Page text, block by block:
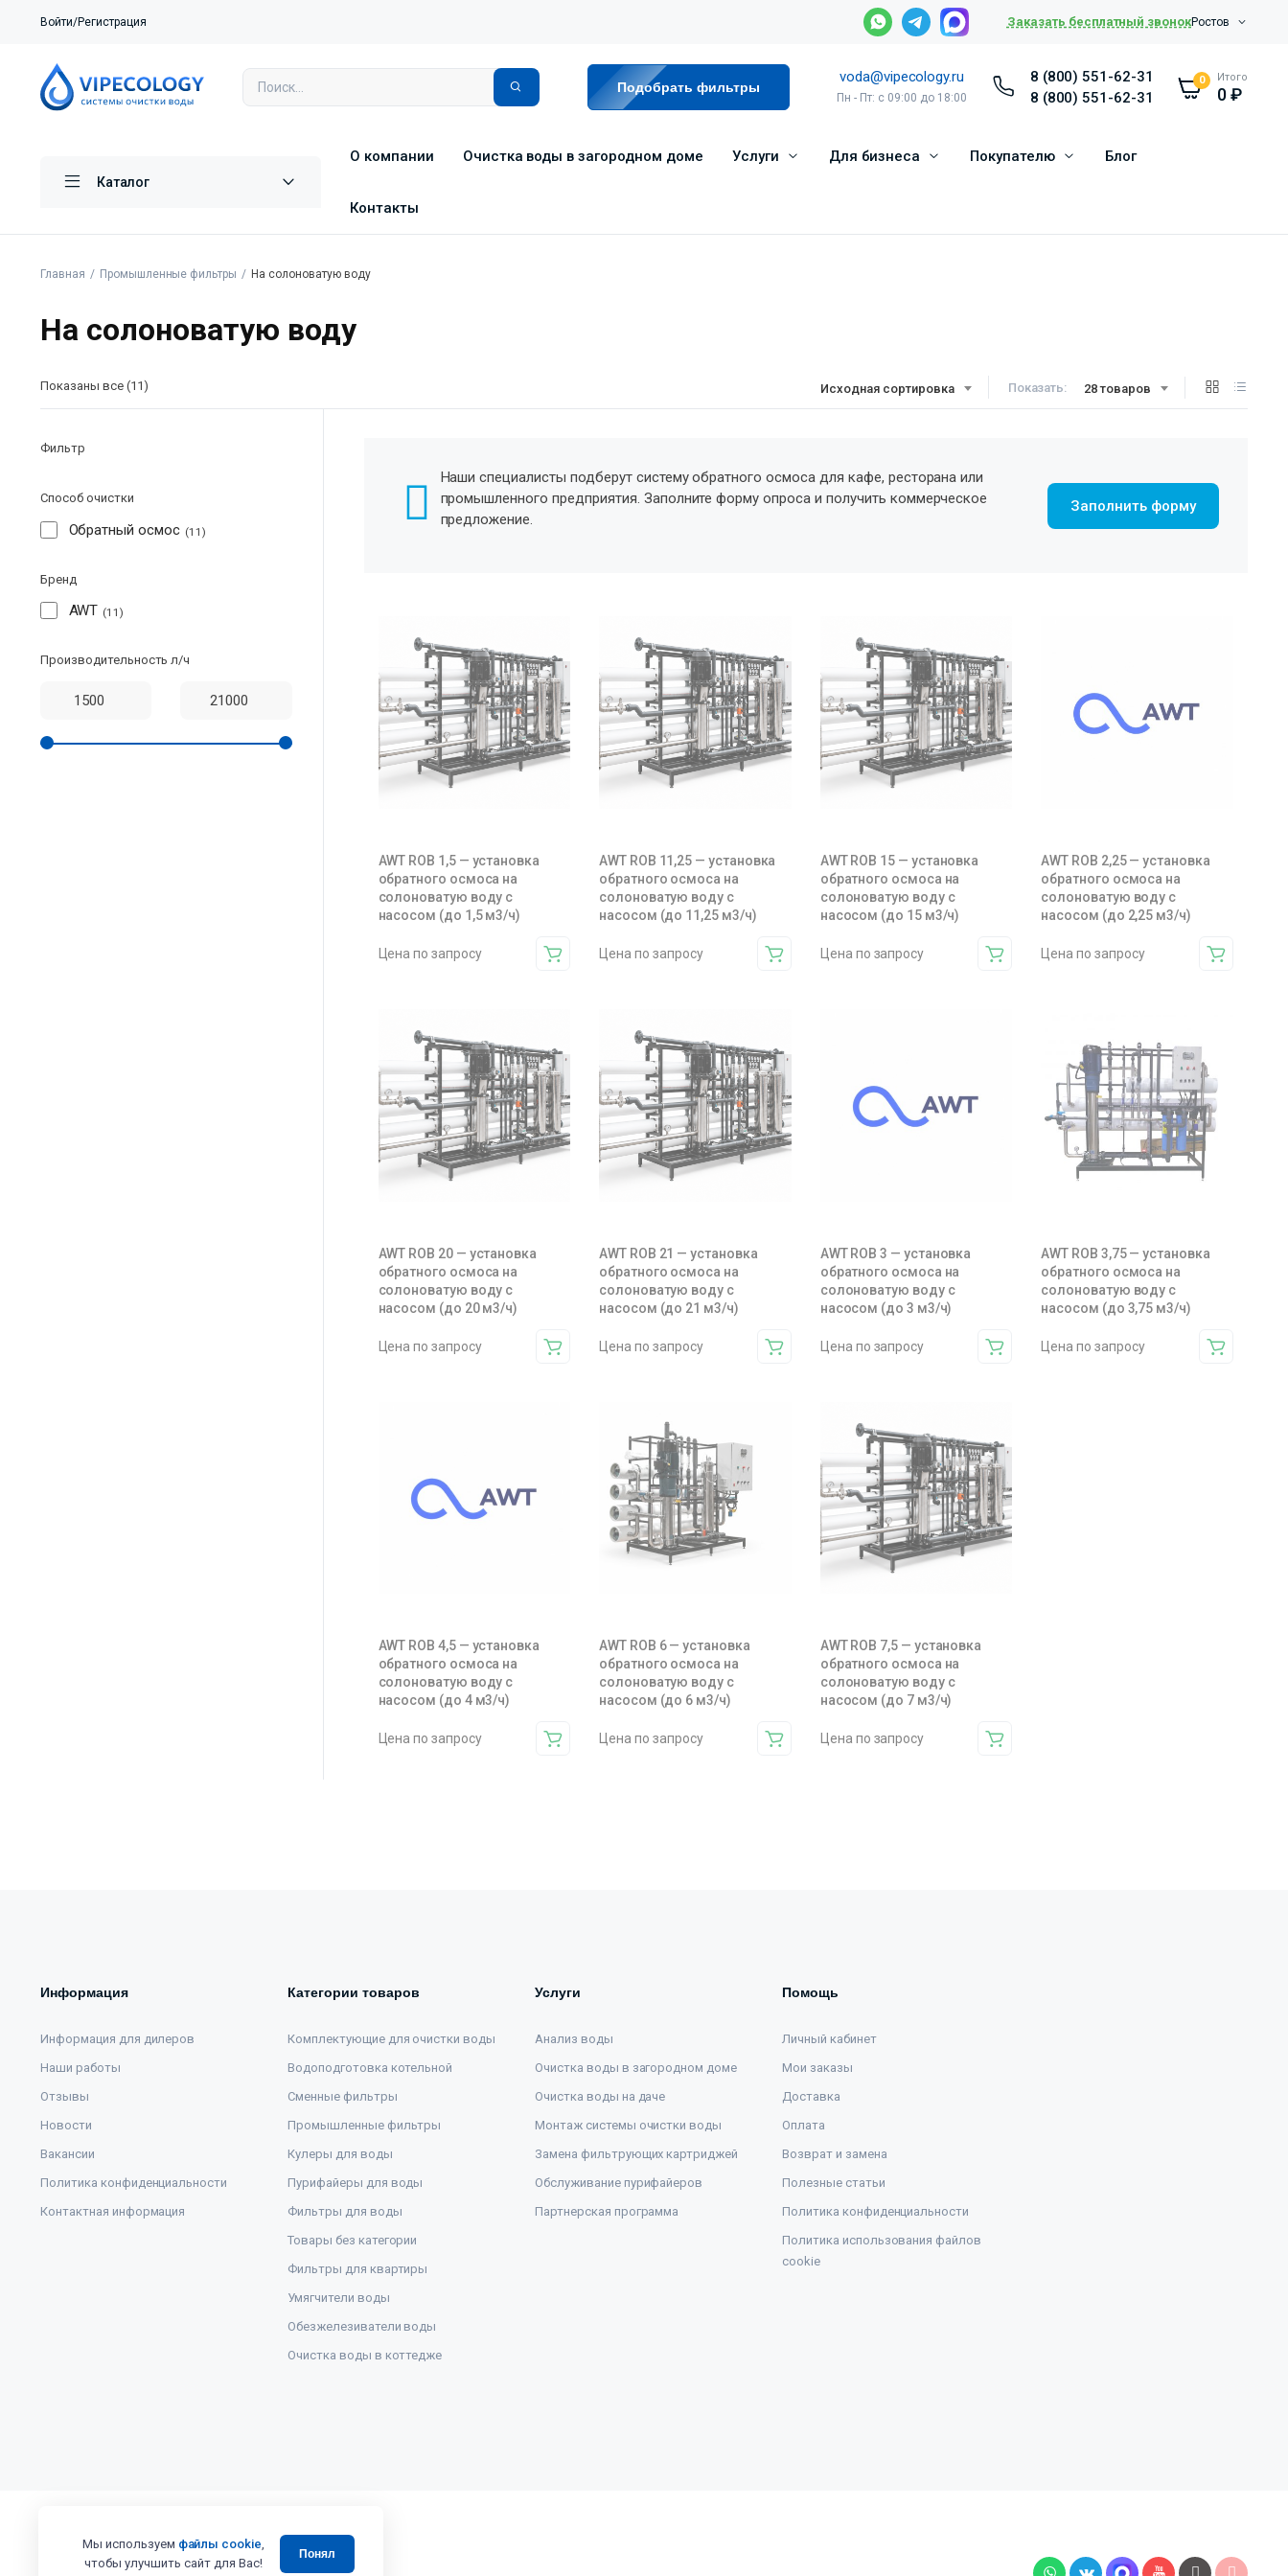
Войти/Регистрация Заказать бесплатный звонокРостов
Подобрать фильтры
voda@vipecology.ru
Пн - Пт: с 09:00 до 18:00
8 (800) 551-62-31
8 (800) 551-62-31
0 Итого
0₽
Каталог
О компании Очистка воды в загородном доме Услуги Для бизнеса Покупателю Блог
Контакты
Главная Промышленные фильтры На солоноватую воду
На солоноватую воду
Исходная сортировка Показать: 28 товаров
Показаны все (11)
Наши специалисты подберут систему обратного осмоса для кафе, ресторана или
промышленного предприятия. Заполните форму опроса и получить коммерческое
предложение.
Заполнить форму
AWT ROB 1,5 — установка
обратного осмоса на
солоноватую воду с
насосом (до 1,5 м3/ч)
Цена по запросу
AWT ROB 11,25 — установка
обратного осмоса на
солоноватую воду с
насосом (до 11,25 м3/ч)
Цена по запросу
AWT ROB 15 — установка
обратного осмоса на
солоноватую воду с
насосом (до 15 м3/ч)
Цена по запросу
AWT ROB 2,25 — установка
обратного осмоса на
солоноватую воду с
насосом (до 2,25 м3/ч)
Цена по запросу
AWT ROB 20 — установка
обратного осмоса на
солоноватую воду с
насосом (до 20 м3/ч)
Цена по запросу
AWT ROB 21 — установка
обратного осмоса на
солоноватую воду с
насосом (до 21 м3/ч)
Цена по запросу
AWT ROB 3 — установка
обратного осмоса на
солоноватую воду с
насосом (до 3 м3/ч)
Цена по запросу
AWT ROB 3,75 — установка
обратного осмоса на
солоноватую воду с
насосом (до 3,75 м3/ч)
Цена по запросу
AWT ROB 4,5 — установка
обратного осмоса на
солоноватую воду с
насосом (до 4 м3/ч)
Цена по запросу
AWT ROB 6 — установка
обратного осмоса на
солоноватую воду с
насосом (до 6 м3/ч)
Цена по запросу
AWT ROB 7,5 — установка
обратного осмоса на
солоноватую воду с
насосом (до 7 м3/ч)
Цена по запросу
Фильтр
Способ очистки
Обратный осмос 11
Бренд
AWT 11
Производительность л/ч
Информация
Информация для дилеров
Наши работы
Отзывы
Новости
Вакансии
Политика конфиденциальности
Контактная информация
Категории товаров
Комплектующие для очистки воды
Водоподготовка котельной
Сменные фильтры
Промышленные фильтры
Кулеры для воды
Пурифайеры для воды
Фильтры для воды
Товары без категории
Фильтры для квартиры
Умягчители воды
Обезжелезиватели воды
Очистка воды в коттедже
Услуги
Анализ воды
Очистка воды в загородном доме
Очистка воды на даче
Монтаж системы очистки воды
Замена фильтрующих картриджей
Обслуживание пурифайеров
Партнерская программа
Помощь
Личный кабинет
Мои заказы
Доставка
Оплата
Возврат и замена
Полезные статьи
Политика конфиденциальности
Политика использования файлов
cookie
Мы используем файлы cookie,
чтобы улучшить сайт для Вас!
Понял